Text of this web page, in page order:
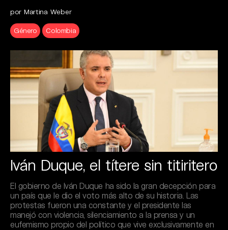
por Martina Weber
Género Colombia
Iván Duque, el títere sin titiritero
El gobierno de Iván Duque ha sido la gran decepción para
un país que le dio el voto más alto de su historia. Las
protestas fueron una constante y el presidente las
manejó con violencia, silenciamiento a la prensa y un
eufemismo propio del político que vive exclusivamente en